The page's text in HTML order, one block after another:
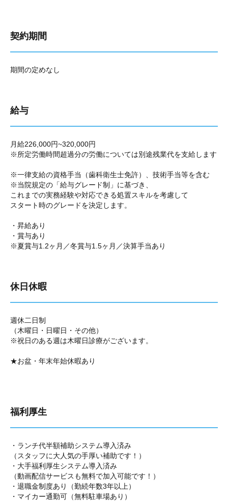
契約期間
期間の定めなし
給与
月給226,000円~320,000円
※所定労働時間超過分の労働については別途残業代を支給します
※一律支給の資格手当（歯科衛生士免許）、技術手当等を含む
※当院規定の「給与グレード制」に基づき、
これまでの実務経験や対応できる処置スキルを考慮して
スタート時のグレードを決定します。
・昇給あり
・賞与あり
※夏賞与1.2ヶ月／冬賞与1.5ヶ月／決算手当あり
休日休暇
週休二日制
（木曜日・日曜日・その他）
※祝日のある週は木曜日診療がございます。
★お盆・年末年始休暇あり
福利厚生
・ランチ代半額補助システム導入済み
（スタッフに大人気の手厚い補助です！）
・大手福利厚生システム導入済み
（動画配信サービスも無料で加入可能です！）
・退職金制度あり（勤続年数3年以上）
・マイカー通勤可（無料駐車場あり）